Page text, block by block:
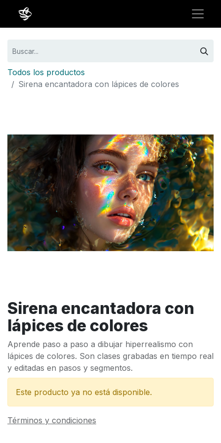
Todos los productos
Sirena encantadora con lápices de colores
Sirena encantadora con
lápices de colores
Aprende paso a paso a dibujar hiperrealismo con
lápices de colores. Son clases grabadas en tiempo real
y editadas en pasos y segmentos.
Este producto ya no está disponible.
Términos y condiciones